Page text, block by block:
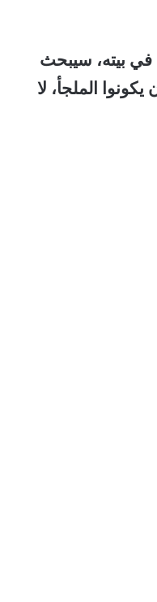
في بيته، سيبحث
الملجأ، لا